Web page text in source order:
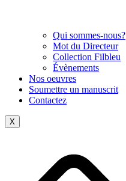
Qui sommes-nous?
Mot du Directeur
Collection Filbleu
Évènements
Nos oeuvres
Soumettre un manuscrit
Contactez
X